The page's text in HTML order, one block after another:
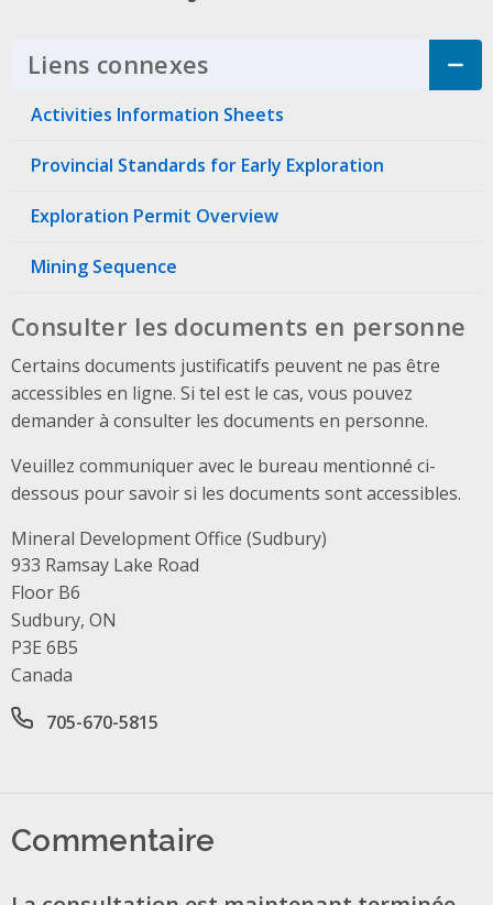
Liens connexes Click to Expand
Activities Information Sheets
Provincial Standards for Early Exploration
Exploration Permit Overview
Mining Sequence
Consulter les documents en personne
Certains documents justificatifs peuvent ne pas être
accessibles en ligne. Si tel est le cas, vous pouvez
demander à consulter les documents en personne.
Veuillez communiquer avec le bureau mentionné ci-
dessous pour savoir si les documents sont accessibles.
Mineral Development Office (Sudbury)
Address
933 Ramsay Lake Road
Floor B6
Sudbury, ON
P3E 6B5
Canada
Office phone number
705-670-5815
Commentaire